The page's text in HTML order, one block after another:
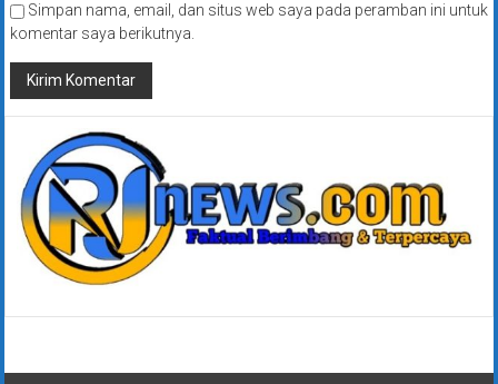
Simpan nama, email, dan situs web saya pada peramban ini untuk
komentar saya berikutnya.